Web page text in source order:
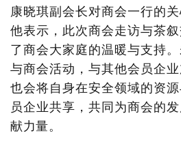
康晓琪副会长对商会一行的
他表示，此次商会走访与茶
了商会大家庭的温暖与支持
与商会活动，与其他会员企
也会将自身在安全领域的资
员企业共享，共同为商会的
献力量。